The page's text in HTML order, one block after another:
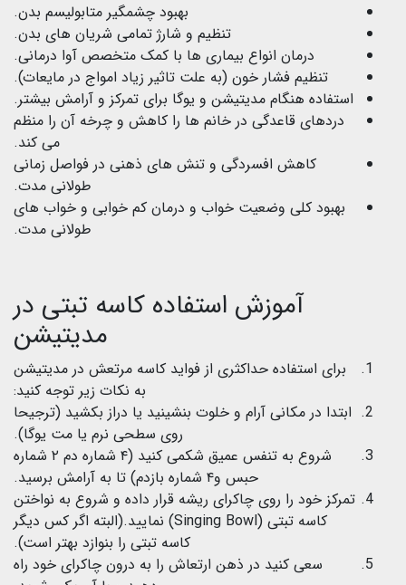
بهبود چشمگیر متابولیسم بدن.
تنظیم و شارژ تمامی شریان های بدن.
درمان انواع بیماری ها با کمک متخصص آوا درمانی.
تنظیم فشار خون (به علت تاثیر زیاد امواج در مایعات).
استفاده هنگام مدیتیشن و یوگا برای تمرکز و آرامش بیشتر.
دردهای قاعدگی در خانم ها را کاهش و چرخه آن را منظم
می کند.
کاهش افسردگی و تنش های ذهنی در فواصل زمانی
طولانی مدت.
بهبود کلی وضعیت خواب و درمان کم خوابی و خواب های
طولانی مدت.
آموزش استفاده کاسه تبتی در
مدیتیشن
برای استفاده حداکثری از فواید کاسه مرتعش در مدیتیشن
به نکات زیر توجه کنید:
ابتدا در مکانی آرام و خلوت بنشینید یا دراز بکشید (ترجیحا
روی سطحی نرم یا مت یوگا).
شروع به تنفس عمیق شکمی کنید (۴ شماره دم ۲ شماره
حبس و۴ شماره بازدم) تا به آرامش برسید.
تمرکز خود را روی چاکرای ریشه قرار داده و شروع به نواختن
کاسه تبتی (Singing Bowl) نمایید.(البته اگر کس دیگر
کاسه تبتی را بنوازد بهتر است).
سعی کنید در ذهن ارتعاش را به درون چاکرای خود راه